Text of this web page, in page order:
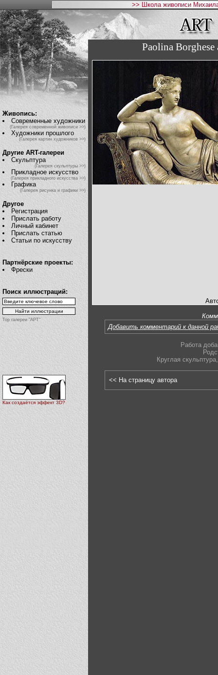
>> Школа живописи
Живопись:
Современные художники
(Галерея современной живописи >>)
Художники прошлого
(Галерея картин художников >>)
Другие ART-галереи
Скульптура
(Галерея скульптуры >>)
Прикладное искусство
(Галерея прикладного искусства >>)
Графика
(Галерея рисунка и графики >>)
Другое
Регистрация
Прислать работу
Личный кабинет
Прислать статью
Статьи по искусству
Партнёрские проекты:
Фрески
Поиск иллюстраций:
Top галереи "АРТ"
Как создаётся эффект 3D?
Paolina
Добавить комментарий к данной
Работа
Круглая скульптура,
<< На страницу автора